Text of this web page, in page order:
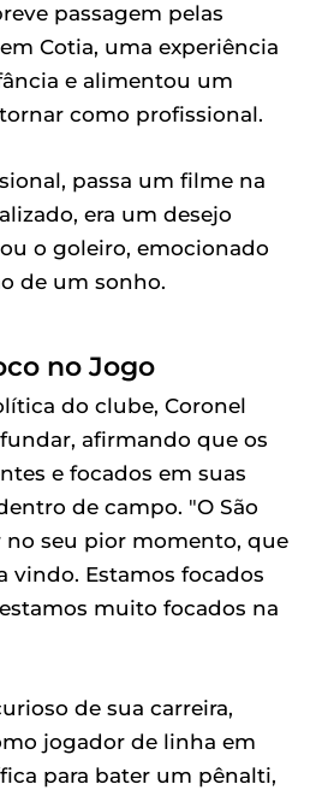
passagem pelas
Cotia, uma experiência
e alimentou um
como profissional.
passa um filme na
era um desejo
o goleiro, emocionado
de um sonho.
no Jogo
do clube, Coronel
afirmando que os
e focados em suas
de campo. "O São
no seu pior momento, que
vindo. Estamos focados
muito focados na
de sua carreira,
jogador de linha em
para bater um pênalti,